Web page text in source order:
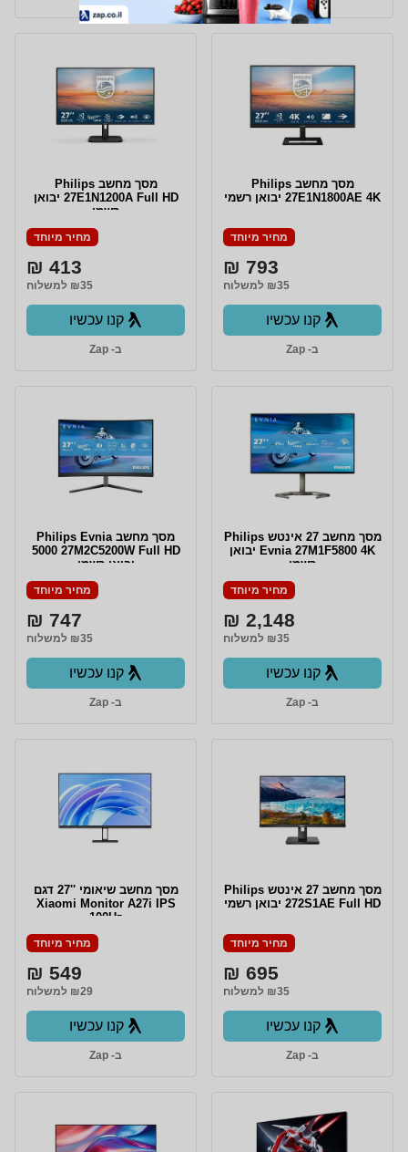
מסך מחשב Philips
27E1N1800AE 4K יבואן רשמי
מחיר מיוחד
793 ₪
₪35 למשלוח
קנו עכשיו
ב- Zap
מסך מחשב Philips
27E1N1200A Full HD יבואן
רשמי
מחיר מיוחד
413 ₪
₪35 למשלוח
קנו עכשיו
ב- Zap
מסך מחשב ‏27 ‏אינטש Philips
Evnia 27M1F5800 4K יבואן
רשמי
מחיר מיוחד
2,148 ₪
₪35 למשלוח
קנו עכשיו
ב- Zap
מסך מחשב Philips Evnia
5000 27M2C5200W Full HD
יבואן רשמי
מחיר מיוחד
747 ₪
₪35 למשלוח
קנו עכשיו
ב- Zap
מסך מחשב ‏27 ‏אינטש Philips
272S1AE Full HD יבואן רשמי
מחיר מיוחד
695 ₪
₪35 למשלוח
קנו עכשיו
ב- Zap
מסך מחשב שיאומי ''27 דגם
Xiaomi Monitor A27i IPS
100Hz
מחיר מיוחד
549 ₪
₪29 למשלוח
קנו עכשיו
ב- Zap